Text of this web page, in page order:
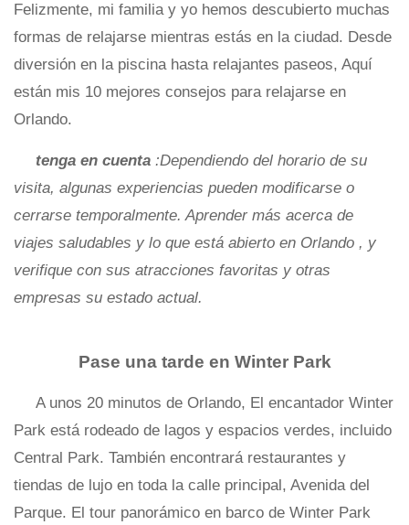
Felizmente, mi familia y yo hemos descubierto muchas
formas de relajarse mientras estás en la ciudad. Desde
diversión en la piscina hasta relajantes paseos, Aquí
están mis 10 mejores consejos para relajarse en
Orlando.
tenga en cuenta :Dependiendo del horario de su
visita, algunas experiencias pueden modificarse o
cerrarse temporalmente. Aprender más acerca de
viajes saludables y lo que está abierto en Orlando , y
verifique con sus atracciones favoritas y otras
empresas su estado actual.
Pase una tarde en Winter Park
A unos 20 minutos de Orlando, El encantador Winter
Park está rodeado de lagos y espacios verdes, incluido
Central Park. También encontrará restaurantes y
tiendas de lujo en toda la calle principal, Avenida del
Parque. El tour panorámico en barco de Winter Park